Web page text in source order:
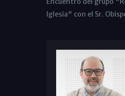
Iglesia" con el Sr.